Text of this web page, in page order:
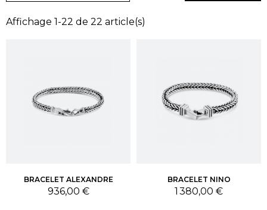
Affichage 1-22 de 22 article(s)
BRACELET ALEXANDRE
Prix
936,00 €
BRACELET NINO
Prix
1 380,00 €